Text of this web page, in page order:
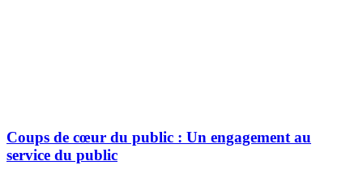
Coups de cœur du public : Un engagement au
service du public